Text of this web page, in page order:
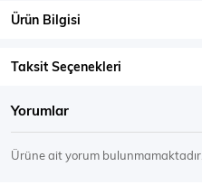
Ürün Bilgisi
Taksit Seçenekleri
Yorumlar
Ürüne ait yorum bulunmamaktadır.